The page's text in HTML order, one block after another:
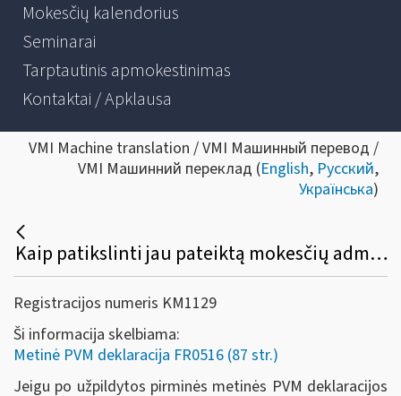
Mokesčių kalendorius
Seminarai
Tarptautinis apmokestinimas
Kontaktai / Apklausa
VMI Machine translation / VMI Машинный перевод /
VMI Машинний переклад (English, Русский,
Українська)
Kaip patikslinti jau pateiktą mokesčių administratoriui metinę PVM deklaraciją (FR0516) ir jos priedą (FR0516A)?
Registracijos numeris KM1129
Ši informacija skelbiama:
Metinė PVM deklaracija FR0516 (87 str.)
Jeigu po užpildytos pirminės metinės PVM deklaracijos